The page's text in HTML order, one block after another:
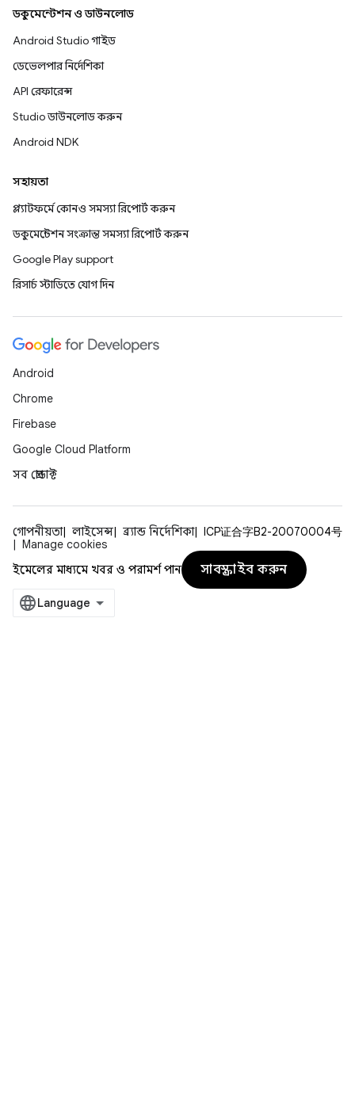
ডকুমেন্টেশন ও ডাউনলোড
Android Studio গাইড
ডেভেলপার নির্দেশিকা
API রেফারেন্স
Studio ডাউনলোড করুন
Android NDK
সহায়তা
প্ল্যাটফর্মে কোনও সমস্যা রিপোর্ট করুন
ডকুমেন্টেশন সংক্রান্ত সমস্যা রিপোর্ট করুন
Google Play support
রিসার্চ স্টাডিতে যোগ দিন
Android
Chrome
Firebase
Google Cloud Platform
সব প্রোডাক্ট
গোপনীয়তা লাইসেন্স ব্র্যান্ড নির্দেশিকা
ICP证合字B2-20070004号
Manage cookies
ইমেলের মাধ্যমে খবর ও পরামর্শ পান
সাবস্ক্রাইব করুন